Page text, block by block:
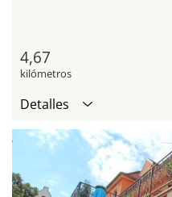
4,67
kilómetros
Detalles